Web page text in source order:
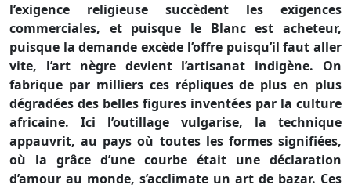
l’exigence religieuse succèdent les exigences
commerciales, et puisque le Blanc est acheteur,
puisque la demande excède l’offre puisqu’il faut aller
vite, l’art nègre devient l’artisanat indigène. On
fabrique par milliers ces répliques de plus en plus
dégradées des belles figures inventées par la culture
africaine. Ici l’outillage vulgarise, la technique
appauvrit, au pays où toutes les formes signifiées,
où la grâce d’une courbe était une déclaration
d’amour au monde, s’acclimate un art de bazar. Ces